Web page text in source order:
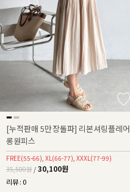
[누적판매 5만장돌파] 리본셔링플레어
롱원피스
FREE(55-66), XL(66-77), XXXL(77-99)
35,500원 / 30,100원
리뷰 : 0